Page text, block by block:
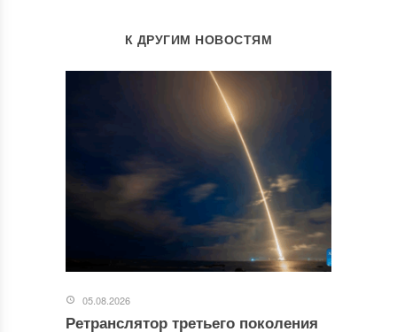
К ДРУГИМ НОВОСТЯМ
05.08.2026
Ретранслятор третьего поколения